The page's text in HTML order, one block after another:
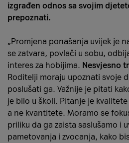
izgrađen odnos sa svojim
prepoznati.
„Promjena ponašanja uvijek je
se zatvara, povlači u sobu,
interes za hobijima. Nesvjesno
Roditelji moraju upoznati svoje
poslušati ga. Važnije je pitati
je bilo u školi. Pitanje je
a ne kvantitete. Moramo se
priliku da ga zaista saslušamo i
pametovanja i zvocanja, kako